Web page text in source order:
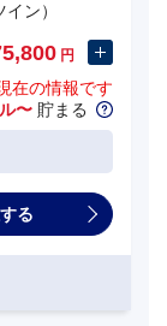
ン）
円
在の情報です
〜 貯まる